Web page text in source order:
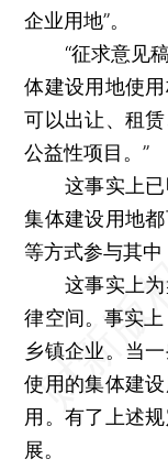
企业用地”。
“征求意见稿
体建设用地使
可以出让、租
公益性项目。”
这事实上已
集体建设用地
等方式参与其中
这事实上为
律空间。事实
乡镇企业。当
使用的集体建
用。有了上述
展。